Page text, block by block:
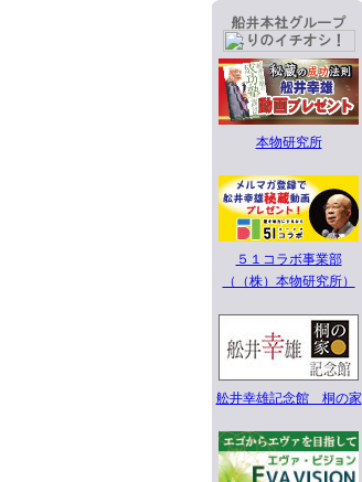
本物研究所
５１コラボ事業部
（（株）本物研究所）
舩井幸雄記念館 桐の家